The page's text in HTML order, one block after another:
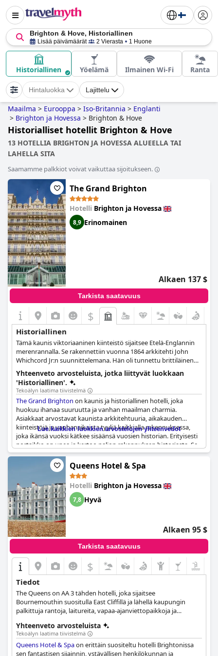
Brighton & Hove, Historiallinen
Lisää päivämäärät 2 Vierasta 1 Huone
Historiallinen Yöelämä Ilmainen Wi-Fi Ranta
Hintaluokka Lajittelu
Maailma > Eurooppa > Iso-Britannia > Englanti
> Brighton ja Hovessa > Brighton & Hove
Historialliset hotellit Brighton & Hove
13 HOTELLIA BRIGHTON JA HOVESSA ALUEELLA TAI
LAHELLA SITA
Saamamme palkkiot voivat vaikuttaa sijoitukseen.
The Grand Brighton
Hotelli Brighton ja Hovessa
8,9 Erinomainen
Alkaen 137 $
Tarkista saatavuus
$
Historiallinen
Tämä kaunis viktoriaaninen kiinteistö sijaitsee Etelä-Englannin
merenrannalla. Se rakennettiin vuonna 1864 arkkitehti John
Whichcord Jr:n suunnittelemana. Hän oli tunnettu brittiläinen
arkkitehti Lontoon kaupungissa, joka suunnitteli lukuisia
rakennuksia. Tänne asennettiin Yhdistyneen kuningaskunnan
ensimmäinen Lontoon ulkopuolelle rakennettu hissi, mikä on
osoitus hotellin edistyksellisistä teknisistä ominaisuuksista.
Yhteenveto arvosteluista, jotka liittyvät luokkaan
'Historiallinen'.
Tekoälyn laatima tiivistelmä
The Grand Brighton on kaunis ja historiallinen hotelli, joka
huokuu ihanaa suuruutta ja vanhan maailman charmia.
Asiakkaat arvostavat kaunista arkkitehtuuria, aikakauden
kiinteistöjä ja vanhanaikaista tyyliä kaikkialla rakennuksessa,
joka ikänsä vuoksi kätkee sisäänsä vuosien historian. Erityisesti
portaikko on upea ja kertoo paljon rakennuksen historiasta. Se
on klassinen laatuhotelli, joka tarjoaa ainutlaatuisen
kokemuksen sijaintinsa ja historiansa ansiosta. Monet asiakkaat
unelmoivat yöpyvänsä tässä historiallisessa suuressa hotellissa,
ja sen erinomaisen sijainnin ja rikkaan historian ansiosta se on
pakollinen vierailukohde kaikille, jotka etsivät viehättävää ja
ainutlaatuista majoituskokemusta.
Lue kaikkien luokkien arvostelujen yhteenvedot
Queens Hotel & Spa
Hotelli Brighton ja Hovessa
7,8 Hyvä
Alkaen 95 $
Tarkista saatavuus
$
Tiedot
The Queens on AA 3 tähden hotelli, joka sijaitsee
Bournemouthin suositulla East Cliffillä ja lähellä kaupungin
palkittuja rantoja, laitureita, vapaa-ajanviettopaikkoja ja
on sauna, uima-allas, höyrysauna, lastenhuone ja kuntosali sekä
kunto- ja laihdutusbootcamp ja spa. Tilavien huoneiden ja
sviittien lisäksi se tarjoaa tilat häiden, konferenssien tai muiden
Yhteenveto arvosteluista
Tekoälyn laatima tiivistelmä
Queens Hotel & Spaon erittäin suositeltu hotelli Brightonissa
sen fantastisen sijainnin, ystävällisen henkilökunnan ja